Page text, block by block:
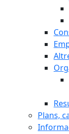
Plans,